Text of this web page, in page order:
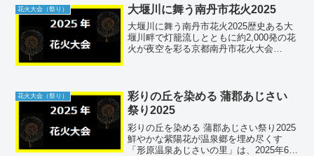
らではの演出を無料で楽しめる必携情報
をお届...
花火大会（祭り） 大堰川に舞う南丹市花火2025
大堰川に舞う南丹市花火2025歴史ある大
堰川畔で灯籠流しとともに約2,000発の花
火が夜空を彩る京都南丹市花火大会
京都府南丹市...
花火大会（祭り）
彩りの丘を染める 蒲郡あじさい
祭り2025
彩りの丘を染める 蒲郡あじさい祭り2025
鮮やかな紫陽花が温泉郷を埋め尽くす
「形原温泉あじさいの里」は、2025年6月